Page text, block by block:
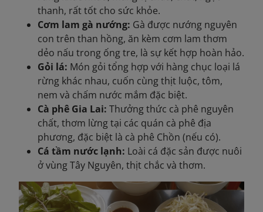
thanh, rất tốt cho sức khỏe.
Cơm lam gà nướng: Gà được nướng nguyên
con trên than hồng, ăn kèm cơm lam thơm
dẻo nấu trong ống tre, là sự kết hợp hoàn hảo.
Gỏi lá: Món gỏi tổng hợp với hàng chục loại lá
rừng khác nhau, cuốn cùng thịt luộc, tôm,
nem và chấm nước mắm đặc biệt.
Cà phê Gia Lai: Thưởng thức cà phê nguyên
chất, thơm lừng tại các quán cà phê địa
phương, đặc biệt là cà phê Chồn (nếu có).
Cá tầm nước lạnh: Loài cá đặc sản được nuôi
ở vùng Tây Nguyên, thịt chắc và thơm.